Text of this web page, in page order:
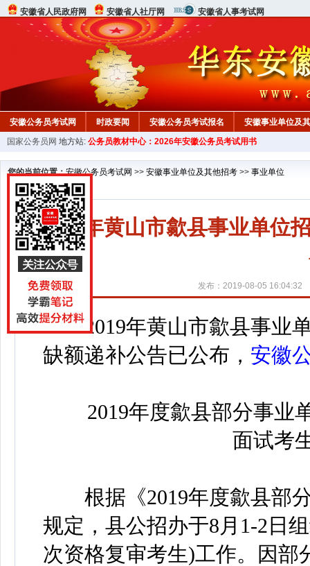
安徽省人民政府网 安徽省人社厅网 安徽省人事考试网
安徽公务员考试网 时政要闻 安徽公务员考试报名
安徽事业单位及
国家公务员网 地方站: 公务员教材中心：2026年安徽公务员考试用书
您的当前位置：安徽公务员考试网 >> 安徽事业单位及其他招考 >> 事业单位
2019年黄山市歙县事业单位
发布：2019-08-05 16:04:32
2019年黄山市歙县事业单
缺额递补公告已公布， 安徽
2019年度歙县部分事业
面试考
根据《2019年度歙县部分
规定，县公招办于8月1-2日
次资格复审考生)工作。因部